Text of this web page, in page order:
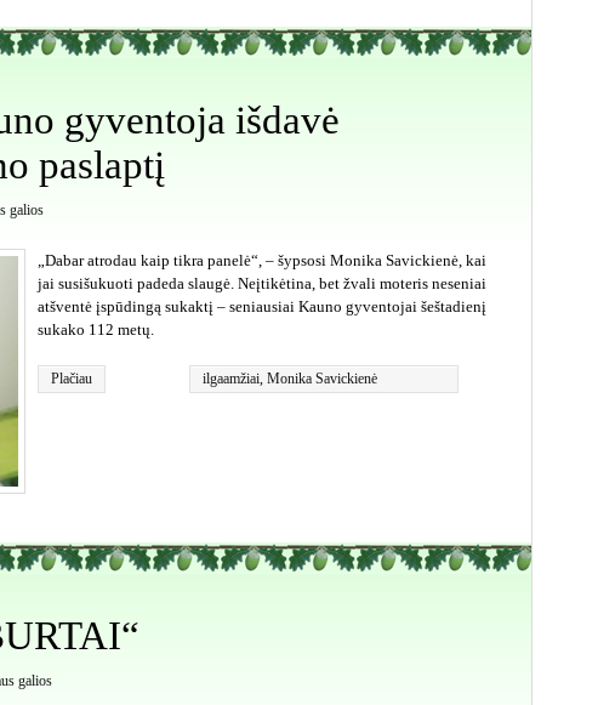
gyventoja išdavė
paslaptį
galios
„Dabar atrodau kaip tikra panelė“, – šypsosi Monika Savickienė, kai
jai susišukuoti padeda slaugė. Neįtikėtina, bet žvali moteris neseniai
atšventė įspūdingą sukaktį – seniausiai Kauno gyventojai šeštadienį
sukako 112 metų.
Plačiau ilgaamžiai, Monika Savickienė
galios